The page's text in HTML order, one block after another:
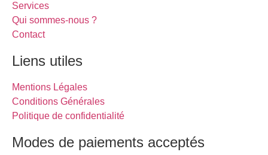
Services
Qui sommes-nous ?
Contact
Liens utiles
Mentions Légales
Conditions Générales
Politique de confidentialité
Modes de paiements acceptés